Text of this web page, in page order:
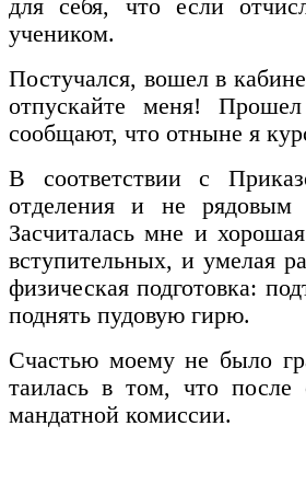
для себя, что если
учеником.
Постучался, вошел в
отпускайте меня!
сообщают, что отныне я
В соответствии с
отделения и не рядовым
Засчиталась мне и
вступительных, и умелая
физическая подготовка:
поднять пудовую гирю.
Счастью моему не было
таилась в том, что
мандатной комиссии.